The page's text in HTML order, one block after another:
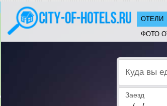
ОТЕЛИ
ФОТО
Куда вы
Заезд